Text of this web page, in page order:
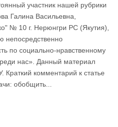
участник нашей рубрики
Галина Васильевна,
№ 10 г. Нерюнгри РС (Якутия),
непосредственно
по социально-нравственному
нас». Данный материал
Краткий комментарий к статье
обобщить...